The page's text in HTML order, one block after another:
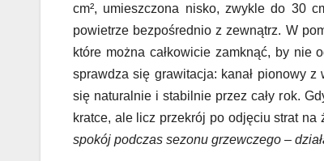
cm², umieszczona nisko, zwykle do 30
powietrze bezpośrednio z zewnątrz. W
które można całkowicie zamknąć, by nie
sprawdza się grawitacja: kanał pionowy
się naturalnie i stabilnie przez cały rok.
kratce, ale licz przekrój po odjęciu strat
spokój podczas sezonu grzewczego –